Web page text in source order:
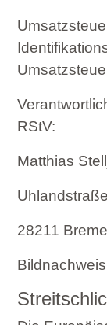
RStV:
Matthias
28211